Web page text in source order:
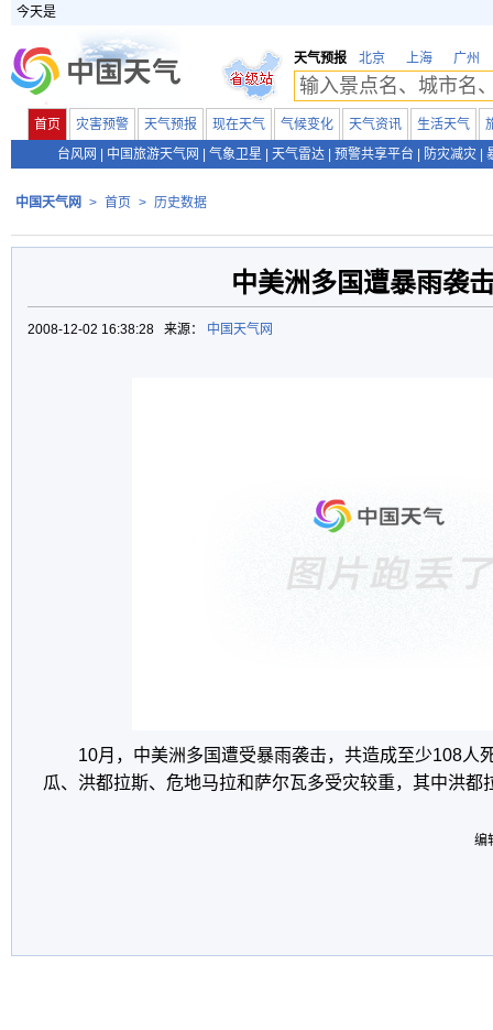
今天是
天气预报 北京 上海 广州
首页 灾害预警 天气预报 现在天气 气候变化 天气资讯 生活天气
台风网
中国旅游天气网 气象卫星 天气雷达 预警共享平台 防灾减灾
中国天气网 > 首页 > 历史数据
中美洲多国遭暴雨袭
2008-12-02 16:38:28 来源： 中国天气网
10月，中美洲多国遭受暴雨袭击，共造成至少108人
瓜、洪都拉斯、危地马拉和萨尔瓦多受灾较重，其中洪都
编